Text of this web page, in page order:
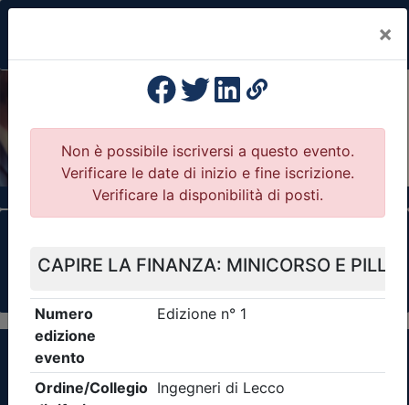
×
Previous
Il portale della formazione per Ordini e
Clicca qui - espandi la sezione dei filtri ricerca
eventi